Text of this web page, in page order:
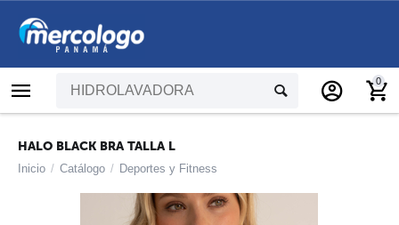
0
HALO BLACK BRA TALLA L
Inicio / Catálogo / Deportes y Fitness